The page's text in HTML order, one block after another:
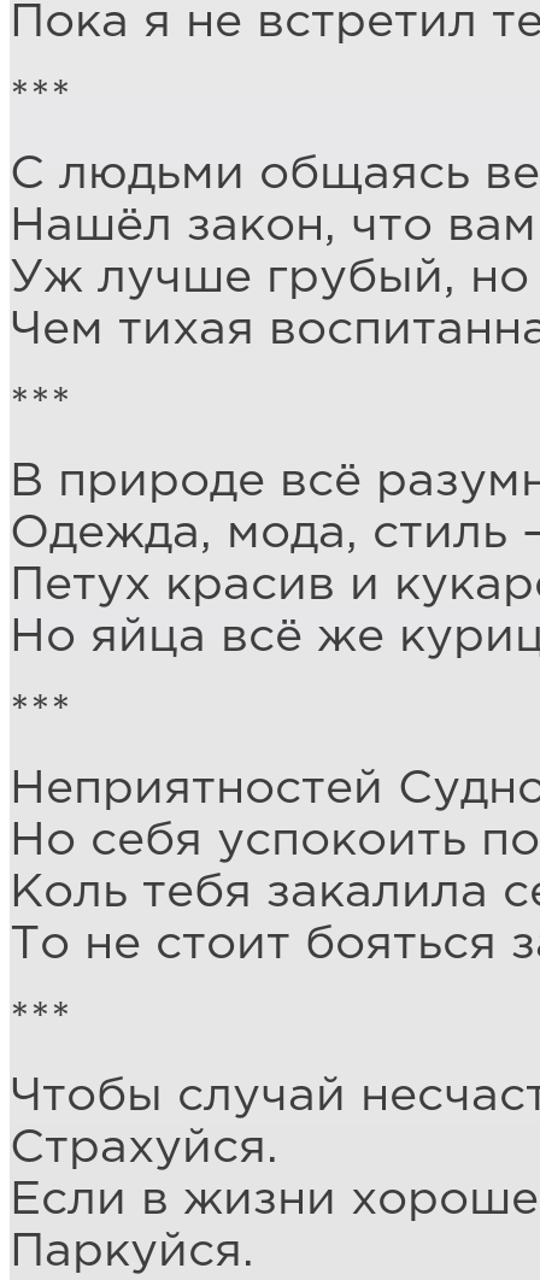
Пока я не встретил
***
С людьми общаясь
Нашёл закон, что
Уж лучше грубый,
Чем тихая
***
В природе всё
Одежда, мода, стиль
Петух красив и
Но яйца всё же
***
Неприятностей
Но себя успокоить
Коль тебя закалила
То не стоит бояться
***
Чтобы случай
Страхуйся.
Если в жизни
Паркуйся.